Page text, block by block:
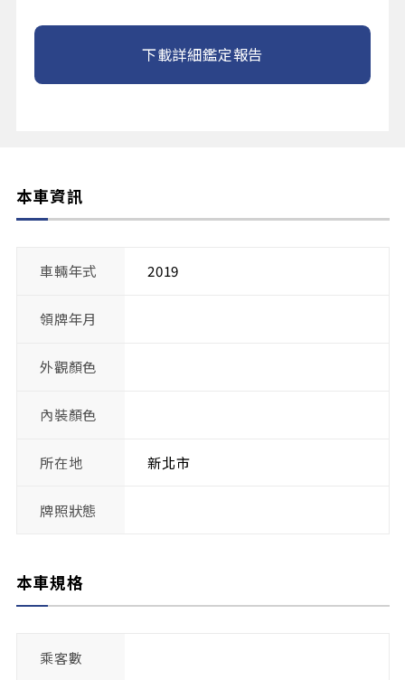
下載詳細鑑定報告
本車資訊
車輛年式 2019
領牌年月
外觀顏色
內裝顏色
所在地 新北市
牌照狀態
本車規格
乘客數